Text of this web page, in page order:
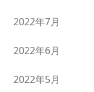
2022年7月
2022年6月
2022年5月